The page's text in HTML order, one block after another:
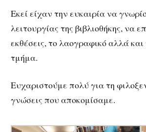
Εκεί είχαν την ευκαιρία να
λειτουργίας της βιβλιοθήκης, να
εκθέσεις, το λαογραφικό αλλά και
τμήμα.
Ευχαριστούμε πολύ για τη
γνώσεις που αποκομίσαμε.